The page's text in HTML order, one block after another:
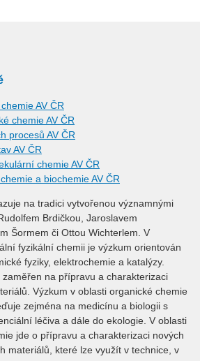
AV ČR
chemie AV ČR
procesů AV ČR
AV ČR
chemie AV ČR
a biochemie AV ČR
na tradici vytvořenou významnými
Brdičkou, Jaroslavem
Šormem či Ottou Wichterlem. V
fyzikální chemii je výzkum orientován
fyziky, elektrochemie a katalýzy.
na přípravu a charakterizaci
Výzkum v oblasti organické chemie
zejména na medicínu a biologii s
léčiva a dále do ekologie. V oblasti
jde o přípravu a charakterizaci nových
materiálů, které lze využít v technice, v